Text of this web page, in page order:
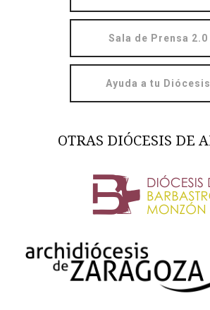
Sala de Prensa 2.0
Ayuda a tu Diócesis
OTRAS DIÓCESIS DE